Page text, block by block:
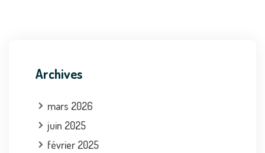
Archives
mars 2026
juin 2025
février 2025